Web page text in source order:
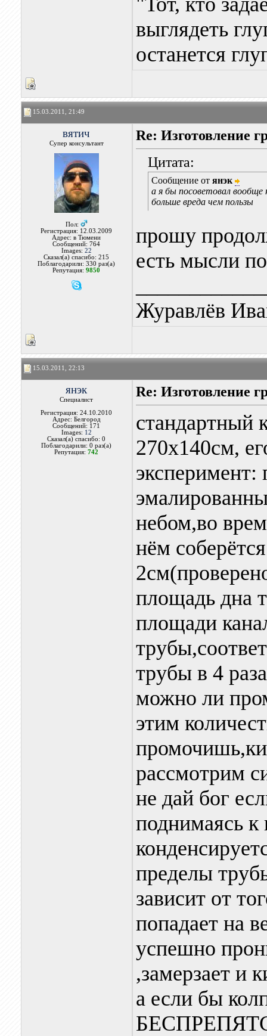
выглядеть
останется
15.03.2011, 21:49
вятич
Супер консультант
Пол:
Регистрация: 12.03.2009
Адрес: в Тюмени
Сообщений: 764
Images: 22
Сказал(а) спасибо: 215
Поблагодарили: 330 раз(а)
Репутация:9850
Re: Изготовление
Цитата:
Сообщение от янэк
а я бы посоветовал
больше вреда чем пользы
прошу
есть мысли
Журавлёв
15.03.2011, 22:13
янэк
Специалист
Регистрация: 24.10.2010
Адрес: Белгород
Сообщений: 171
Images: 12
Сказал(а) спасибо: 0
Поблагодарили: 0 раз(а)
Репутация:742
Re: Изготовление
стандартный
270х140см,
небом,во
нём
площадь дна
площади
трубы в 4
можно ли
этим
рассмотрим
не дай бог
поднимаясь
пределы
зависит от
попадает на
успешно
,замерзает и
а если бы